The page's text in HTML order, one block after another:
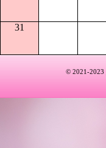
31
© 2021-2023